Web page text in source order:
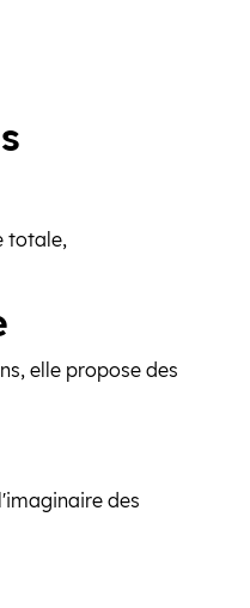
totale,
elle propose des
des